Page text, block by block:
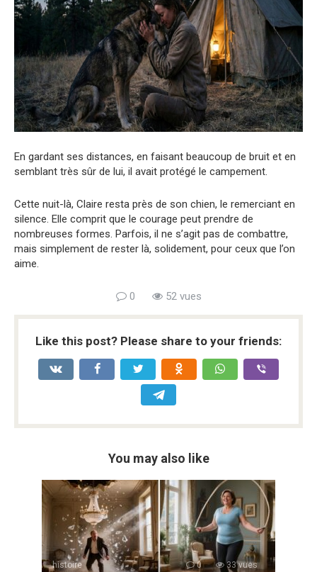
En gardant ses distances, en faisant beaucoup de bruit et en
semblant très sûr de lui, il avait protégé le campement.
Cette nuit-là, Claire resta près de son chien, le remerciant en
silence. Elle comprit que le courage peut prendre de
nombreuses formes. Parfois, il ne s’agit pas de combattre,
mais simplement de rester là, solidement, pour ceux que l’on
aime.
0 52 vues
Like this post? Please share to your friends:
You may also like
histoire 0 33 vues